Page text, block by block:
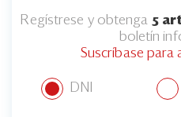
Regístrese y obtenga 5
boletín
Suscríbase para
DNI